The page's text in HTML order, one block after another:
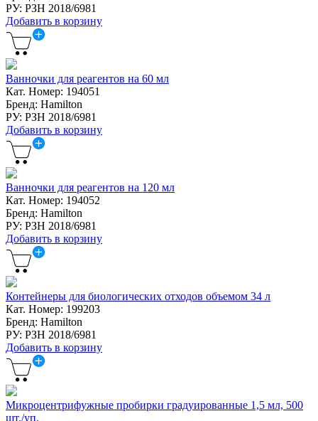
РУ: РЗН 2018/6981
Добавить в корзину
Ванночки для реагентов на 60 мл
Кат. Номер: 194051
Бренд: Hamilton
РУ: РЗН 2018/6981
Добавить в корзину
Ванночки для реагентов на 120 мл
Кат. Номер: 194052
Бренд: Hamilton
РУ: РЗН 2018/6981
Добавить в корзину
Контейнеры для биологических отходов объемом 34 л
Кат. Номер: 199203
Бренд: Hamilton
РУ: РЗН 2018/6981
Добавить в корзину
Микроцентрифужные пробирки градуированные 1,5 мл, 500
шт./уп.